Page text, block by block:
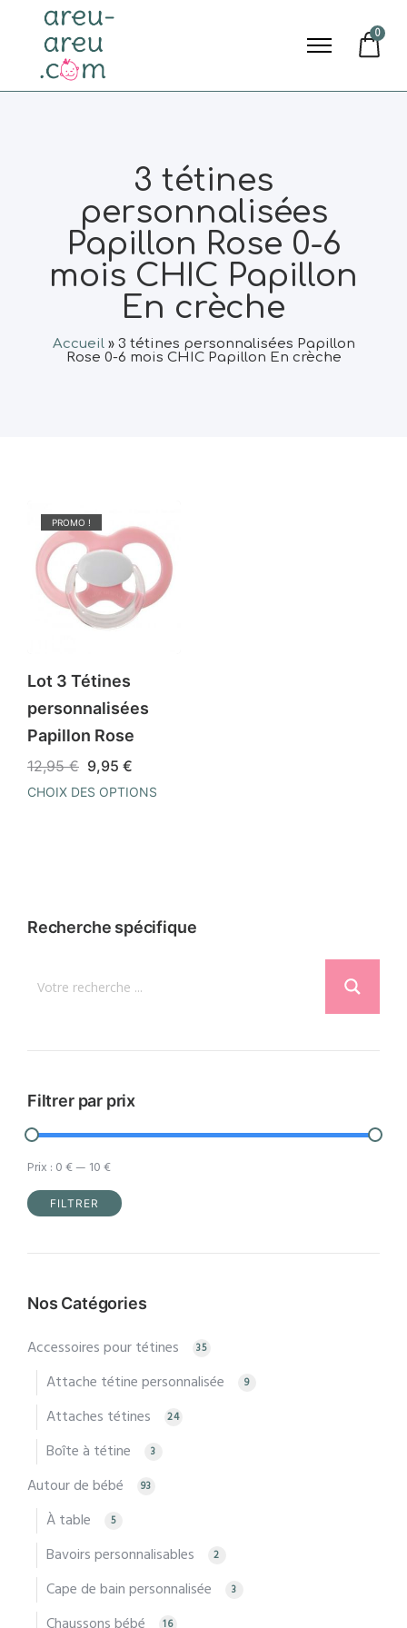
0
3 tétines
personnalisées
Papillon Rose 0-6
mois CHIC Papillon
En crèche
Accueil» 3 tétines personnalisées Papillon
Rose 0-6 mois CHIC Papillon En crèche
PROMO !
Lot 3 Tétines
personnalisées
Papillon Rose
12,95€ Le
prix
initial
9,95 €
actuel
CHOIX DES OPTIONS
variations.
peuvent
la
du
produit
Recherche spécifique
Filtrer par prix
min
max
FILTRER
Prix : 0 €— 10 €
Nos Catégories
Accessoires pour tétines 35
Attache tétine personnalisée 9
Attaches tétines 24
Boîte à tétine 3
Autour de bébé 93
À table 5
Bavoirs personnalisables 2
Cape de bain personnalisée 3
16